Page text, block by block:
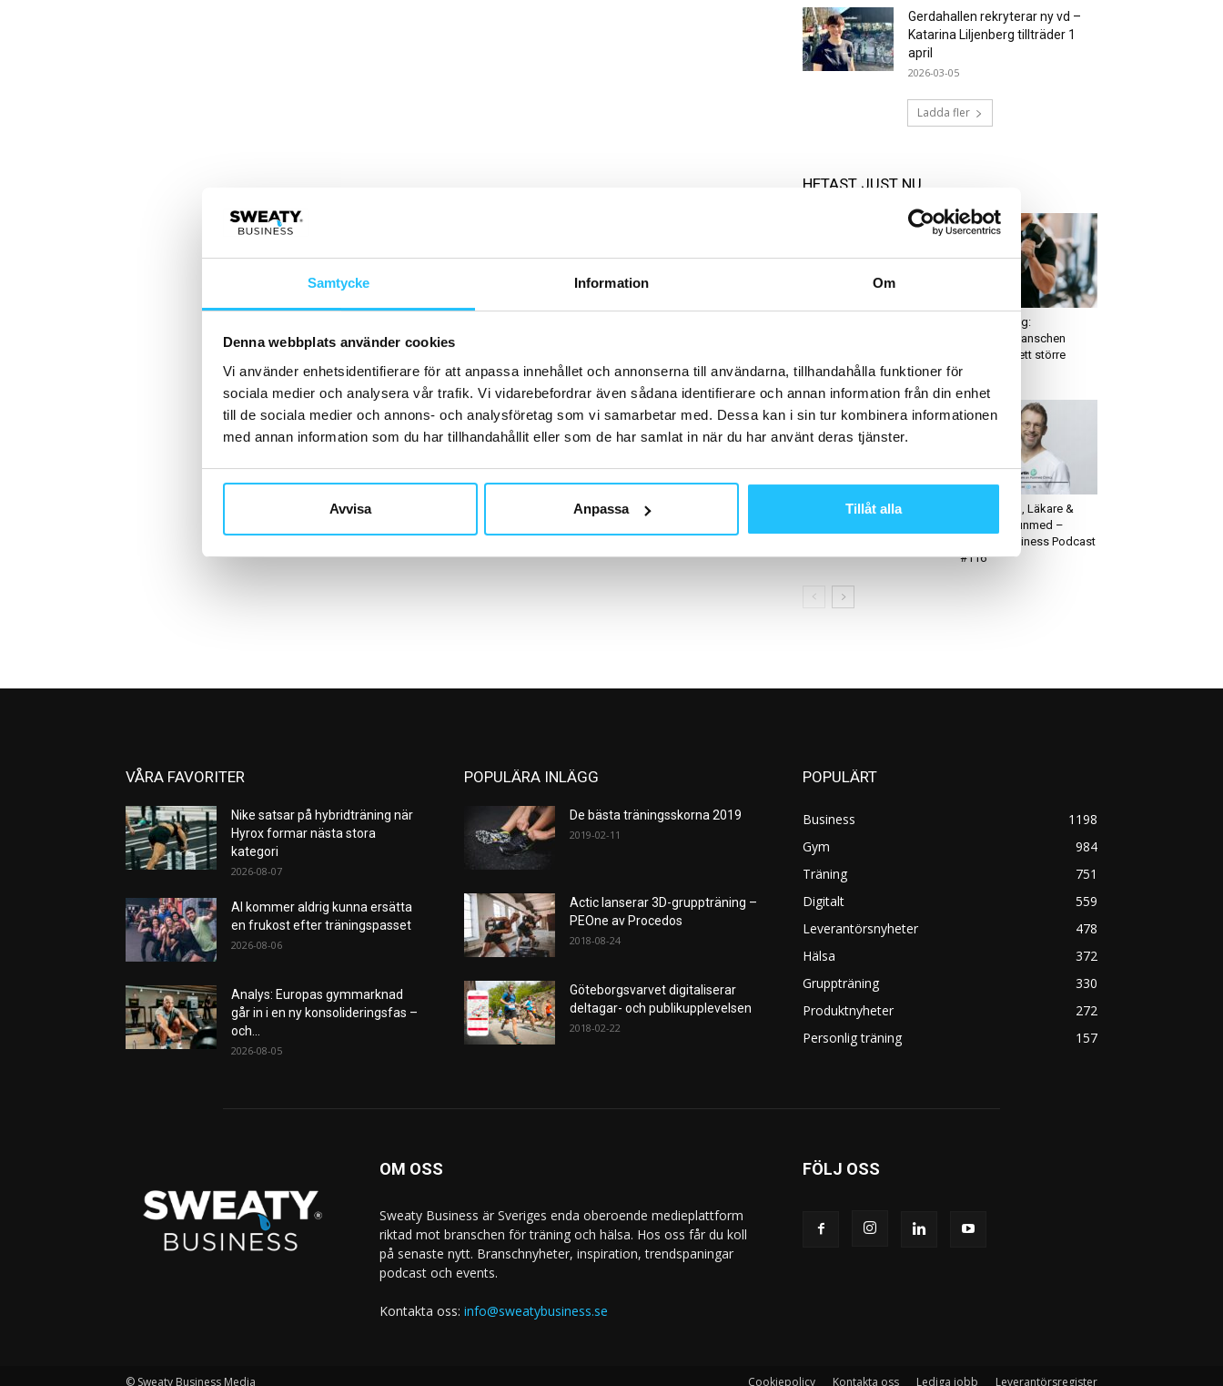
Samtycke Information Om
Denna webbplats använder cookies
Vi använder enhetsidentifierare för att anpassa innehållet och annonserna till användarna, tillhandahålla funktioner för
sociala medier och analysera vår trafik. Vi vidarebefordrar även sådana identifierare och annan information från din enhet
till de sociala medier och annons- och analysföretag som vi samarbetar med. Dessa kan i sin tur kombinera informationen
med annan information som du har tillhandahållit eller som de har samlat in när du har använt deras tjänster.
Avvisa Anpassa Tillåt alla
Gerdahallen rekryterar ny vd –
Katarina Liljenberg tillträder 1
april
2026-03-05
Ladda fler
HETAST JUST NU
Debattinlägg:
”Träningsbranschen
behöver ta ett större
ansvar”
Digitalt
Fler ska träna mer! Actic
Hälsa
Peter Martin, Läkare &
grundare Funmed –
Sweaty Business Podcast
#116
VÅRA FAVORITER
Nike satsar på hybridträning när
Hyrox formar nästa stora
kategori
2026-08-07
AI kommer aldrig kunna ersätta
en frukost efter träningspasset
2026-08-06
Analys: Europas gymmarknad
går in i en ny konsolideringsfas –
och...
2026-08-05
POPULÄRA INLÄGG
De bästa träningsskorna 2019
2019-02-11
Actic lanserar 3D-gruppträning –
PEOne av Procedos
2018-08-24
Göteborgsvarvet digitaliserar
deltagar- och publikupplevelsen
2018-02-22
POPULÄRT
Business
1198
Gym
984
Träning
751
Digitalt
559
Leverantörsnyheter
478
Hälsa
372
Gruppträning
330
Produktnyheter
272
Personlig träning
157
OM OSS
Sweaty Business är Sveriges enda oberoende medieplattform
riktad mot branschen för träning och hälsa. Hos oss får du koll
på senaste nytt. Branschnyheter, inspiration, trendspaningar
podcast och events.
Kontakta oss: info@sweatybusiness.se
FÖLJ OSS
Cookiepolicy Kontakta oss Lediga jobb Leverantörsregister
© Sweaty Business Media